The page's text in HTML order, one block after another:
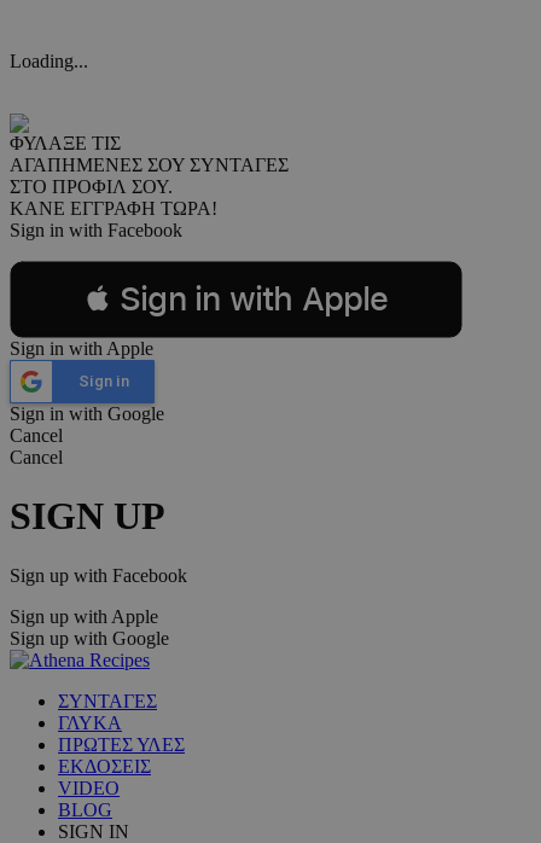
Loading...
ΦΥΛΑΞΕ ΤΙΣ
ΑΓΑΠΗΜΕΝΕΣ ΣΟΥ ΣΥΝΤΑΓΕΣ
ΣΤΟ ΠΡΟΦΙΛ ΣΟΥ.
ΚΑΝΕ ΕΓΓΡΑΦΗ ΤΩΡΑ!
Sign in with Facebook
 Sign in with Apple
Sign in with Apple
Sign in
Sign in with Google
Cancel
Cancel
SIGN UP
Sign up with Facebook
Sign up with Apple
Sign up with Google
ΣΥΝΤΑΓΕΣ
ΓΛΥΚΑ
ΠΡΩΤΕΣ ΥΛΕΣ
ΕΚΔΟΣΕΙΣ
VIDEO
BLOG
SIGN IN